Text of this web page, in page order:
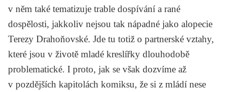
v něm také tematizuje trable dospívání a rané
dospělosti, jakkoliv nejsou tak nápadné jako alopecie
Terezy Drahoňovské. Jde tu totiž o partnerské vztahy,
které jsou v životě mladé kreslířky dlouhodobě
problematické. I proto, jak se však dozvíme až
v pozdějších kapitolách komiksu, že si z mládí nese